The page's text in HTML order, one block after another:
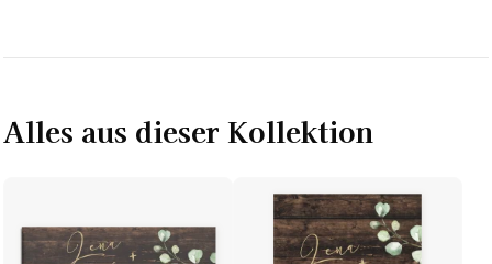
Alles aus dieser Kollektion